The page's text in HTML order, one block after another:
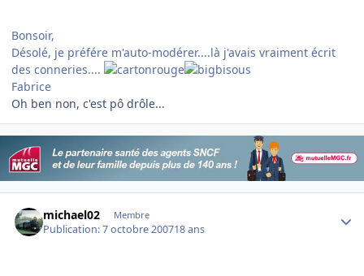
Bonsoir,
Désolé, je préfére m'auto-modérer....là j'avais vraiment écrit
des conneries....
Fabrice
Oh ben non, c'est pô drôle...
michael02 Membre
Publication:7 octobre 200718 ans